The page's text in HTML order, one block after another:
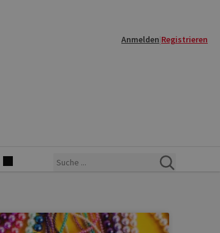
Anmelden|Registrieren